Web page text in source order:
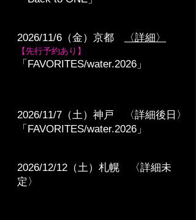
2026/11/6（金）京都 〈詳細〉
【先行予約あり】
「FAVORITES/water.2026」
2026/11/7（土）神戸 〈詳細後日〉
「FAVORITES/water.2026」
2026/12/12（土）札幌 〈詳細未
定〉